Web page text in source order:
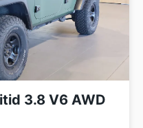
3.8 V6 AWD